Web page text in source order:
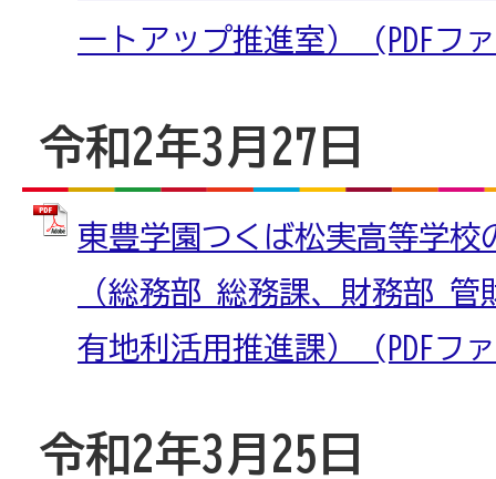
ートアップ推進室） (PDFフ
令和2年3月27日
東豊学園つくば松実高等学校
（総務部 総務課、財務部
有地利活用推進課） (PDFフ
令和2年3月25日